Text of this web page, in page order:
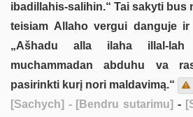
ibadillahis-salihin.“ Tai sakyti bus
teisiam Allaho vergui danguje ir
„Ašhadu alla ilaha illal-
muchammadan abduhu va
pasirinkti kurį nori maldavimą.“
[Sachych] - [Bendru sutarimu] -